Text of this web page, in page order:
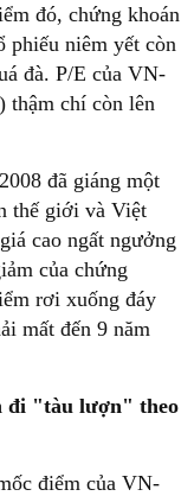
đó, chứng khoán
phiếu niêm yết còn
đà. P/E của VN-
thậm chí còn lên
đã giáng một
thế giới và Việt
cao ngất ngưởng
của chứng
rơi xuống đáy
mất đến 9 năm
đi "tàu lượn" theo
điểm của VN-